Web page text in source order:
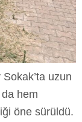
uzun
hem
öne sürüldü.